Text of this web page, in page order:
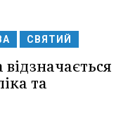
СВЯТИЙ
та